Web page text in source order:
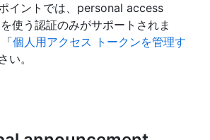
イントでは、personal access
使う認証のみがサポートされま
個人用アクセス トークンを管理す
い。